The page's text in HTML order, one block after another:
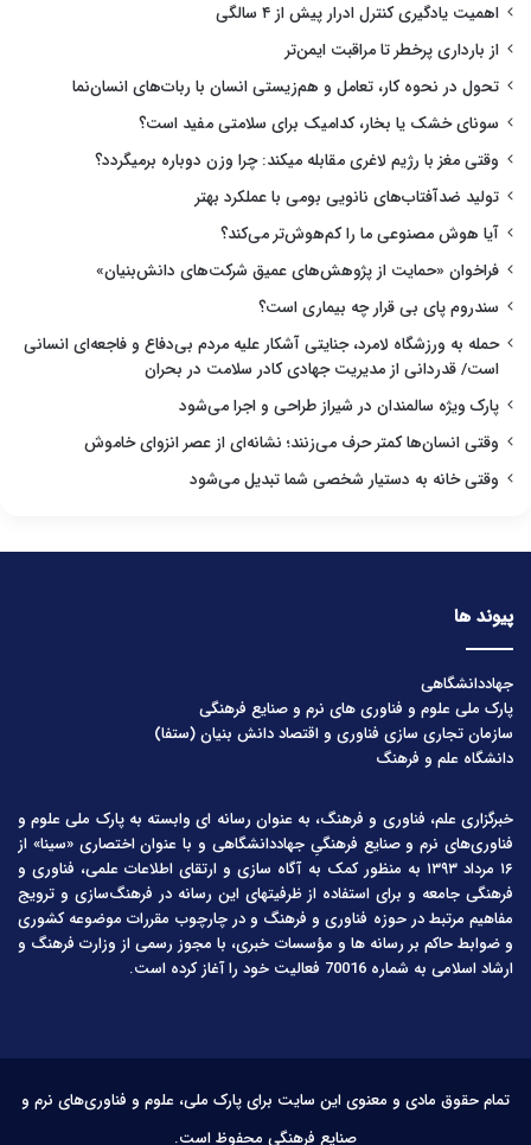
اهمیت یادگیری کنترل ادرار پیش از ۴ سالگی
از بارداری پرخطر تا مراقبت ایمن‌تر
تحول در نحوه کار، تعامل و هم‌زیستی انسان با ربات‌های انسان‌نما
سونای خشک یا بخار، کدامیک برای سلامتی مفید است؟
وقتی مغز با رژیم لاغری مقابله میکند: چرا وزن دوباره برمیگردد؟
تولید ضدآفتاب‌های نانویی بومی با عملکرد بهتر
آیا هوش مصنوعی ما را کم‌هوش‌تر می‌کند؟
فراخوان «حمایت از پژوهش‌های عمیق شرکت‌های دانش‌بنیان»
سندروم پای بی قرار چه بیماری است؟
حمله به ورزشگاه لامرد، جنایتی آشکار علیه مردم بی‌دفاع و فاجعه‌ای انسانی
است/ قدردانی از مدیریت جهادی کادر سلامت در بحران
پارک ویژه سالمندان در شیراز طراحی و اجرا می‌شود
وقتی انسان‌ها کمتر حرف می‌زنند؛ نشانه‌ای از عصر انزوای خاموش
وقتی خانه به دستیار شخصی شما تبدیل می‌شود
پیوند ها
جهاددانشگاهی
پارک ملی علوم و فناوری های نرم و صنایع فرهنگی
سازمان تجاری سازی فناوری و اقتصاد دانش بنیان (ستفا)
دانشگاه علم و فرهنگ
خبرگزاری علم، فناوری و فرهنگ، به عنوان رسانه ای وابسته به پارک ملی علوم و
فناوری‌های نرم و صنایع فرهنگیِ جهاددانشگاهی و با عنوان اختصاری «سینا» از
۱۶ مرداد ۱۳۹۳ به منظور کمک به آگاه سازی و ارتقای اطلاعات علمی، فناوری و
فرهنگی جامعه و برای استفاده از ظرفیتهای این رسانه در فرهنگ‌سازی و ترویج
مفاهیم مرتبط در حوزه فناوری و فرهنگ و در چارچوب مقررات موضوعه کشوری
و ضوابط حاکم بر رسانه ها و مؤسسات خبری، با مجوز رسمی از وزارت فرهنگ و
ارشاد اسلامی به شماره 70016 فعالیت خود را آغاز کرده است.
تمام حقوق مادی و معنوی این سایت برای پارک ملی، علوم و فناوری‌های نرم و
صنایع فرهنگی محفوظ است.